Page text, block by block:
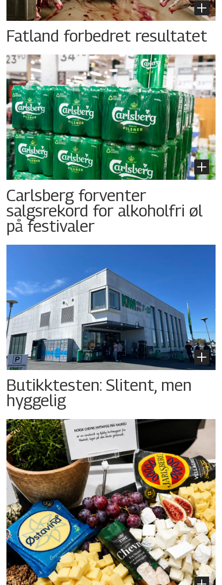
Fatland forbedret resultatet
Carlsberg forventer
salgsrekord for alkoholfri øl
på festivaler
Butikktesten: Slitent, men
hyggelig